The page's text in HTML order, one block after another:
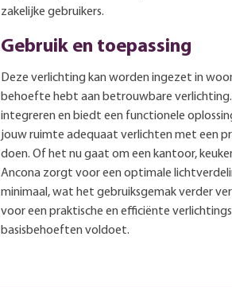
zakelijke gebruikers.
Gebruik en toepassing
Deze verlichting kan worden ingezet in
behoefte hebt aan betrouwbare
integreren en biedt een functionele
jouw ruimte adequaat verlichten met een
doen. Of het nu gaat om een kantoor,
Ancona zorgt voor een optimale
minimaal, wat het gebruiksgemak verder
voor een praktische en efficiënte
basisbehoeften voldoet.